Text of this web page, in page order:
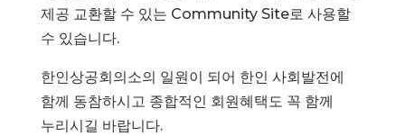
제공 교환할 수 있는 Community Site로 사용할
수 있습니다.
한인상공회의소의 일원이 되어 한인 사회발전에
함께 동참하시고 종합적인 회원혜택도 꼭 함께
누리시길 바랍니다.